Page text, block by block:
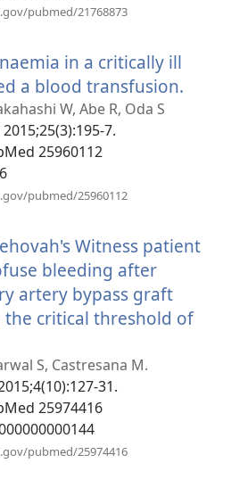
pubmed/21768873
պատուհան)
in a critically ill
a blood transfusion.
W, Abe R, Oda S
7.
25960112
pubmed/25960112
պատուհան)
Witness patient
bleeding after
artery bypass graft
critical threshold of
S, Castresana M.
31.
25974416
pubmed/25974416